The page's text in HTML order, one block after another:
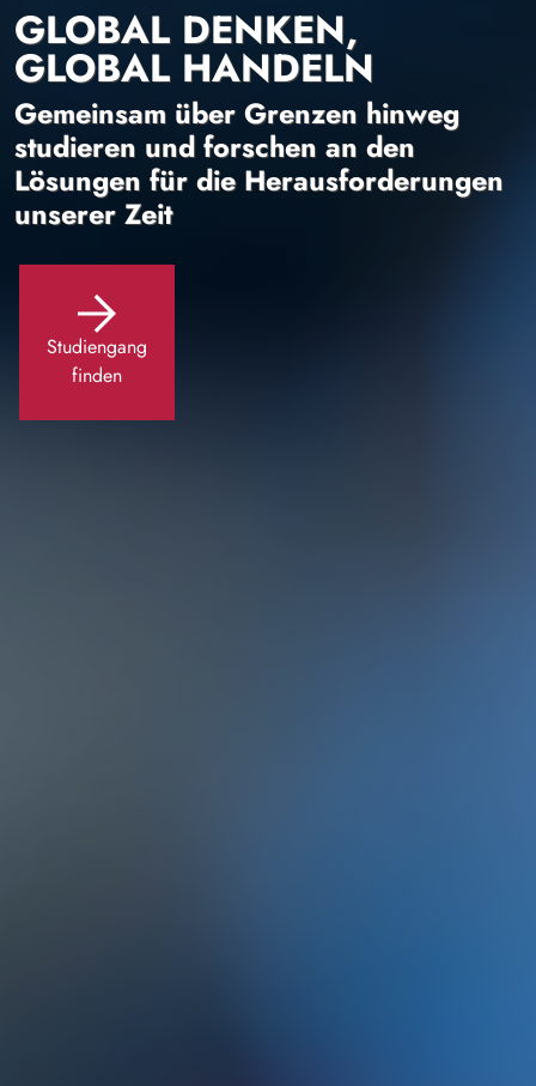
GLOBAL DENKEN,
GLOBAL HANDELN
Gemeinsam über Grenzen hinweg
studieren und forschen an den
Lösungen für die Herausforderungen
unserer Zeit
Studiengang
finden